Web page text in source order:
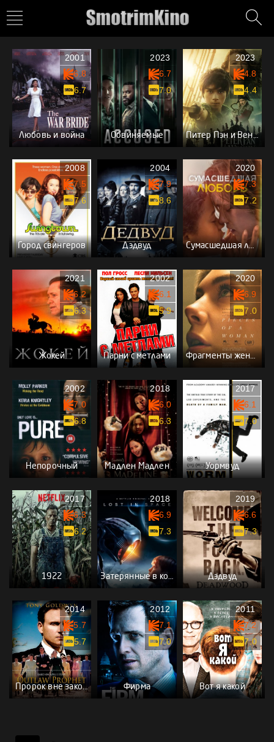
Любовь и война
2001
6.8
6.7
Обвиняемые
2023
6.7
7.0
Питер Пэн и Венди
2023
4.8
4.4
Город свингеров
2008
7.5
7.6
Дэдвуд
2004
7.9
8.6
Сумасшедшая любовь
2020
7.3
7.2
Жокей
2021
6.2
6.3
Парни с метлами
2002
6.1
5.9
Фрагменты женщины
2020
6.9
7.0
Непорочный
2002
7.0
6.8
Мадлен Мадлен
2018
6.0
6.3
Уормвуд
2017
6.1
7.0
1922
2017
6.3
6.2
Затерянные в космосе
2018
6.9
7.3
Дэдвуд
2019
6.6
7.3
Пророк вне закона: Уоррен Джеффс
2014
5.7
5.7
Фирма
2012
7.1
7.0
Вот я какой
2011
7.2
7.0